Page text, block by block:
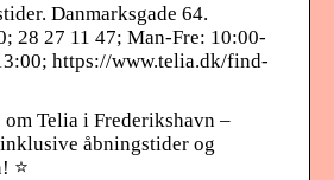
Danmarksgade 64.
28 27 11 47; Man-Fre: 10:00-
https://www.telia.dk/find-
Telia i Frederikshavn –
åbningstider og
⭐